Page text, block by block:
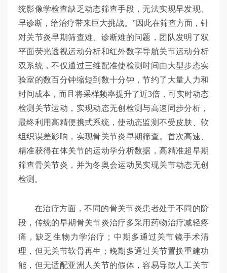
统影像学检查缺乏动态筛查手段，无法实现早发现、
早诊断，给治疗带来巨大挑战。”因此在筛查方面，针
对关节炎早期筛查难、诊断难的问题，团队发明了双
平面荧光透视运动分析和红外数字导航关节运动分析
双系统，不仅通过三维配准使检测时间由大型步态实
验室的数百分钟缩短到数十分钟，节约了大量人力和
时间成本，而且将采样频率提升了近3倍，可实时动态
检测关节运动，实现动态无创检测与高速同步分析，
最终利用高精便携式系统，使动态监测不受皮肤、软
组织误差影响，实现骨关节炎早期筛查。首次高速、
精准获得在体关节的运动学分析数据，高精准超早期
筛查骨关节炎，并为冬奥会运动员实现关节动态无创
检测。
在治疗方面，不同的骨关节炎患者处于不同的阶
段，传统的早期骨关节炎治疗多采用药物治疗减轻疼
痛，缺乏生物力学治疗；中期多通过关节镜手术清
理，但无关节软骨再生；晚期多通过关节置换重建功
能，但无适配亚洲人关节的假体，容易导致人工关节